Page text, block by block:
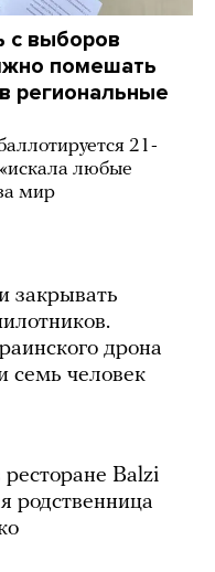
с выборов
помешать
региональные
21-
любые
мир
закрывать
дрона
семь человек
ресторане Balzi
родственница